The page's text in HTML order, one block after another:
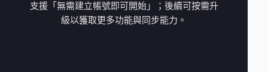
支援「無需建立帳號即可開始」；後續可按需升
級以獲取更多功能與同步能力。